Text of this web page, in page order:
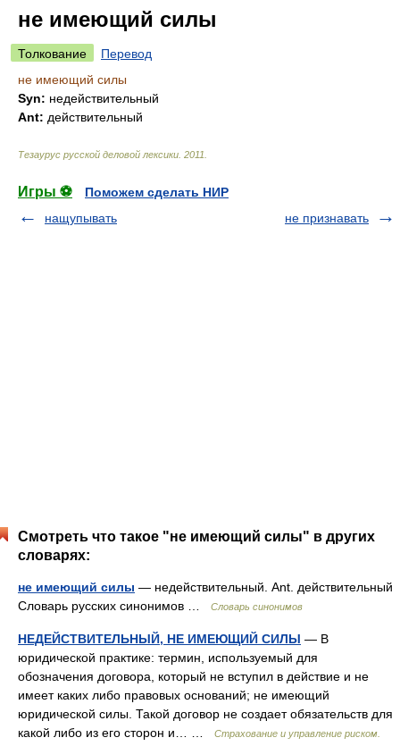
не имеющий силы
Толкование
Перевод
не имеющий силы
Syn: недействительный
Ant: действительный
Тезаурус русской деловой лексики 2011
Игры ⚽
Поможем сделать НИР
нащупывать
не признавать
Смотреть что такое "не имеющий силы" в других
словарях:
не имеющий силы — недействительный. Ant. действительный
Словарь русских синонимов …
Словарь синонимов
НЕДЕЙСТВИТЕЛЬНЫЙ, НЕ ИМЕЮЩИЙ СИЛЫ — В
юридической практике: термин, используемый для
обозначения договора, который не вступил в действие и не
имеет каких либо правовых оснований; не имеющий
юридической силы. Такой договор не создает обязательств для
какой либо из его сторон и… …
Страхование и управление риском.